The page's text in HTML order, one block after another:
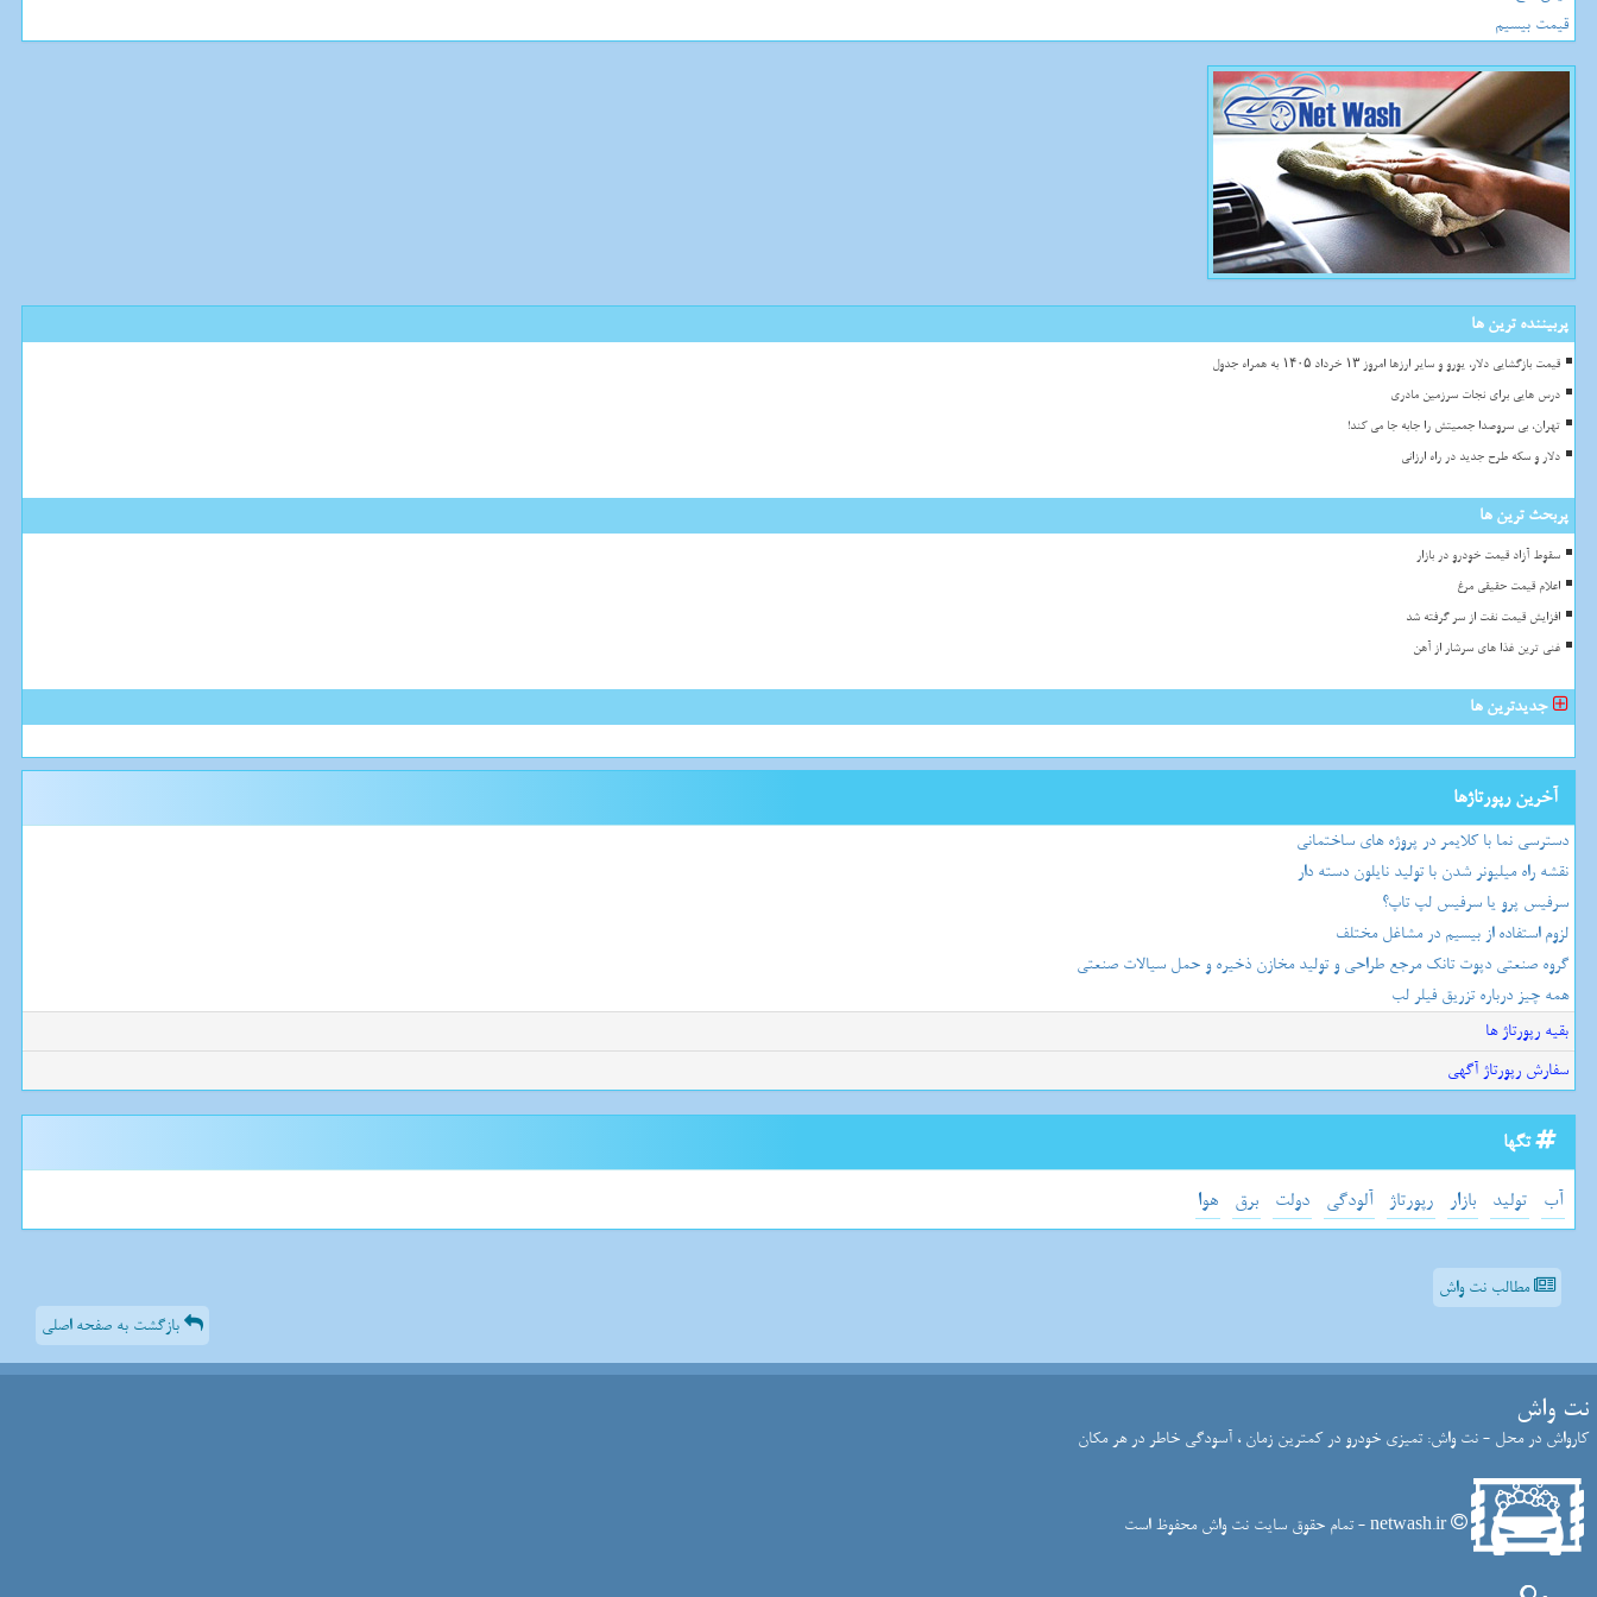
قیمت بیسیم
پربیننده ترین ها
قیمت بازگشایی دلار، یورو و سایر ارزها امروز ۱۳ خرداد ۱۴۰۵ به همراه جدول
درس هایی برای نجات سرزمین مادری
تهران، بی سروصدا جمعیتش را جابه جا می کند!
دلار و سکه طرح جدید در راه ارزانی
پربحث ترین ها
سقوط آزاد قیمت خودرو در بازار
اعلام قیمت حقیقی مرغ
افزایش قیمت نفت از سر گرفته شد
غنی ترین غذا های سرشار از آهن
جدیدترین ها
آخرین رپورتاژها
دسترسی نما با کلایمر در پروژه های ساختمانی
نقشه راه میلیونر شدن با تولید نایلون دسته دار
سرفیس پرو یا سرفیس لپ تاپ؟
لزوم استفاده از بیسیم در مشاغل مختلف
گروه صنعتی دپوت تانک مرجع طراحی و تولید مخازن ذخیره و حمل سیالات صنعتی
همه چیز درباره تزریق فیلر لب
بقیه رپورتاژ ها
سفارش رپورتاژ آگهی
تگها
آب تولید بازار رپورتاژ آلودگی دولت برق هوا
مطالب نت واش
بازگشت به صفحه اصلی
نت واش
کارواش در محل - نت واش: تمیزی خودرو در کمترین زمان ، آسودگی خاطر در هر مکان
netwash.ir - تمام حقوق سایت نت واش محفوظ است